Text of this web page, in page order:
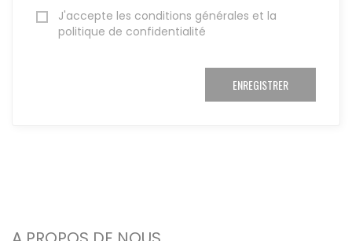
J'accepte les conditions générales et la
politique de confidentialité
ENREGISTRER